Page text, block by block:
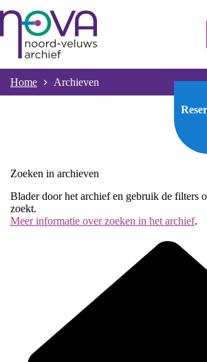
naar
inhoud
Home Archieven
Zoeken in archieven
Blader door het archief en gebruik de filters
zoekt.
Meer informatie over zoeken in het archief.